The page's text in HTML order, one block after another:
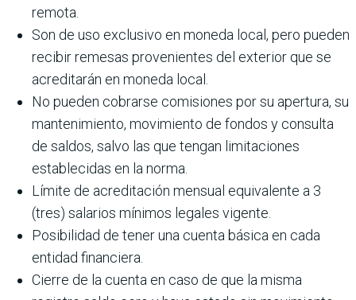
remota.
Son de uso exclusivo en moneda local, pero pueden
recibir remesas provenientes del exterior que se
acreditarán en moneda local.
No pueden cobrarse comisiones por su apertura, su
mantenimiento, movimiento de fondos y consulta
de saldos, salvo las que tengan limitaciones
establecidas en la norma.
Límite de acreditación mensual equivalente a 3
(tres) salarios mínimos legales vigente.
Posibilidad de tener una cuenta básica en cada
entidad financiera.
Cierre de la cuenta en caso de que la misma